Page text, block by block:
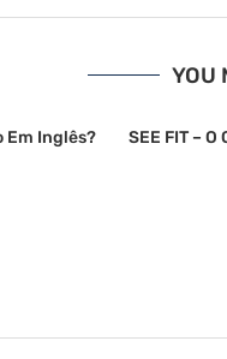
YOU
Em Inglês?
SEE FIT –